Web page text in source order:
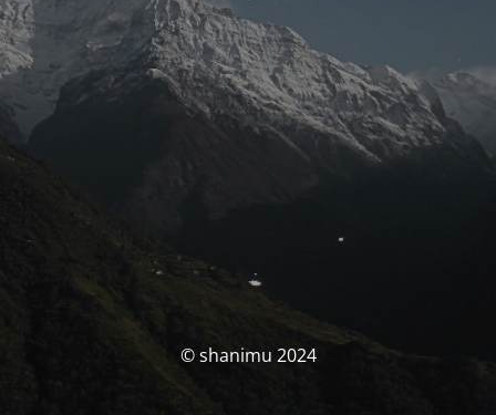
© shanimu 2024